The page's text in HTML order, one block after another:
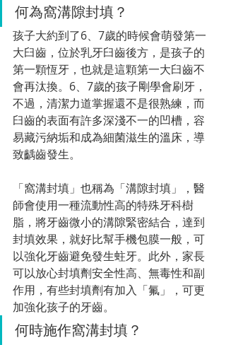
何為窩溝隙封填？
孩子大約到了6、7歲的時候會萌發第一
大臼齒，位於乳牙臼齒後方，是孩子的
第一顆恆牙，也就是這顆第一大臼齒不
會再汰換。6、7歲的孩子剛學會刷牙，
不過，清潔力道掌握還不是很熟練，而
臼齒的表面有許多深淺不一的凹槽，容
易藏污納垢和成為細菌滋生的溫床，導
致齲齒發生。
「窩溝封填」也稱為「溝隙封填」，醫
師會使用一種流動性高的特殊牙科樹
脂，將牙齒微小的溝隙緊密結合，達到
封填效果，就好比幫手機包膜一般，可
以強化牙齒避免發生蛀牙。此外，家長
可以放心封填劑安全性高、無毒性和副
作用，有些封填劑有加入「氟」，可更
加強化孩子的牙齒。
何時施作窩溝封填？